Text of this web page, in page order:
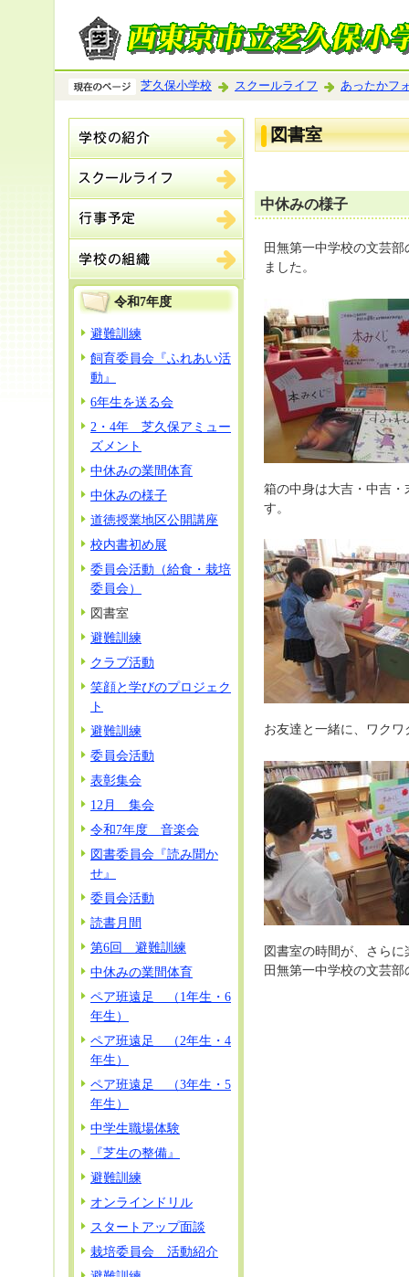
芝久保小学校 スクールライフ あったかフ
令和7年度
避難訓練
飼育委員会『ふれあい活
動』
6年生を送る会
2・4年 芝久保アミュー
ズメント
中休みの業間体育
中休みの様子
道徳授業地区公開講座
校内書初め展
委員会活動（給食・栽培
委員会）
図書室
避難訓練
クラブ活動
笑顔と学びのプロジェク
ト
避難訓練
委員会活動
表彰集会
12月 集会
令和7年度 音楽会
図書委員会『読み聞か
せ』
委員会活動
読書月間
第6回 避難訓練
中休みの業間体育
ペア班遠足 （1年生・6
年生）
ペア班遠足 （2年生・4
年生）
ペア班遠足 （3年生・5
年生）
中学生職場体験
『芝生の整備』
避難訓練
オンラインドリル
スタートアップ面談
栽培委員会 活動紹介
図書室
中休みの様子
田無第一中学校の文芸
ました。
箱の中身は大吉・中吉
す。
お友達と一緒に、ワク
図書室の時間が、さら
田無第一中学校の文芸